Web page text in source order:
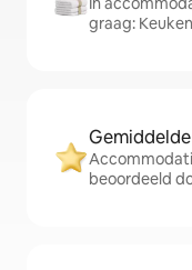
graag:
beoordeeld